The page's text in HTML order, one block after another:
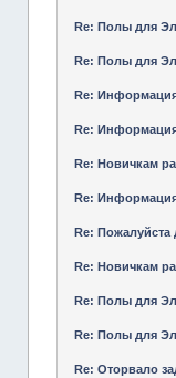
Re: Полы для
Re: Полы для
Re:
Re:
Re: Новичкам
Re:
Re: Пожалуйста
Re: Новичкам
Re: Полы для
Re: Полы для
Re: Оторвало